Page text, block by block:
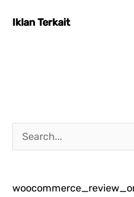
Iklan Terkait
a
i